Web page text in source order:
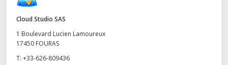
Cloud Studio SAS
1 Boulevard Lucien Lamoureux
17450 FOURAS
T: +33-626-809436